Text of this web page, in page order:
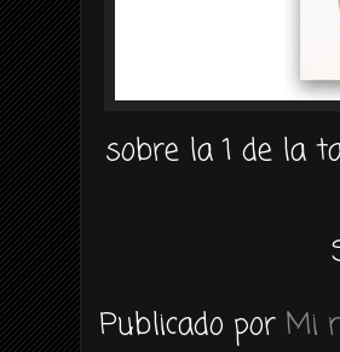
sobre la 1 de la
Publicado por Mi